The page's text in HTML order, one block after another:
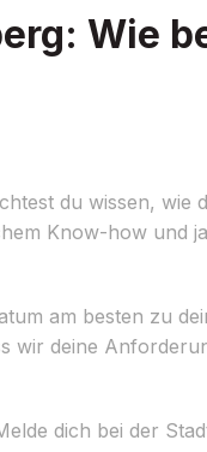
Wie
du wissen, wie
Know-how und
am besten zu
wir deine
dich bei der